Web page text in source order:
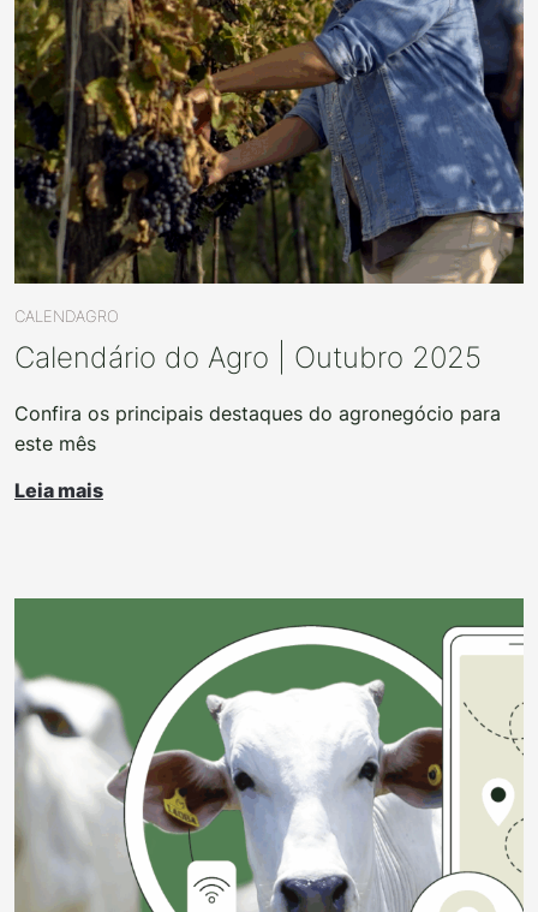
CALENDAGRO
Calendário do Agro | Outubro 2025
Confira os principais destaques do agronegócio para
este mês
Leia mais